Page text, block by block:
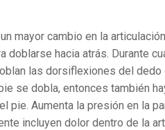
mayor cambio en la
doblarse hacia atrás. Durante
las dorsiflexiones del dedo
se dobla, entonces también
pie. Aumenta la presión en la
incluyen dolor dentro de la